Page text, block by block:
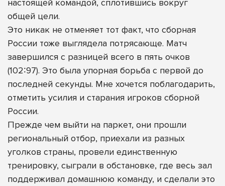
настоящей командой, сплотившись вокруг
общей цели.
Это никак не отменяет тот факт, что сборная
России тоже выглядела потрясающе. Матч
завершился с разницей всего в пять очков
(102∶97). Это была упорная борьба с первой до
последней секунды. Мне хочется поблагодарить,
отметить усилия и старания игроков сборной
России.
Прежде чем выйти на паркет, они прошли
региональный отбор, приехали из разных
уголков страны, провели единственную
тренировку, сыграли в обстановке, где весь зал
поддерживал домашнюю команду, и сделали это